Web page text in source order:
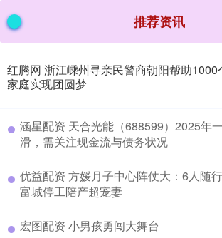
推荐资讯
红腾网 浙江嵊州寻亲民警商朝阳帮助1000
家庭实现团圆梦
涵星配资 天合光能（688599）2025年
滑，需关注现金流与债务状况
优益配资 方媛月子中心阵仗大：6人随
富城停工陪产超宠妻
​宏图配资 小男孩勇闯大舞台